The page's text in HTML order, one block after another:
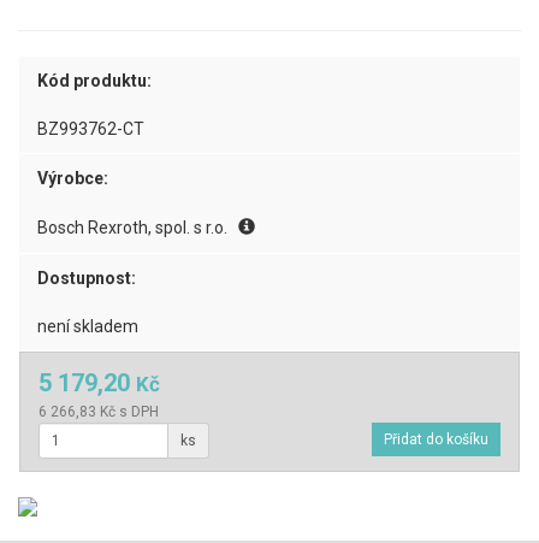
Kód produktu:
BZ993762-CT
Výrobce:
Bosch Rexroth, spol. s r.o.
Dostupnost:
není skladem
5 179,20 Kč
6 266,83 Kč s DPH
ks